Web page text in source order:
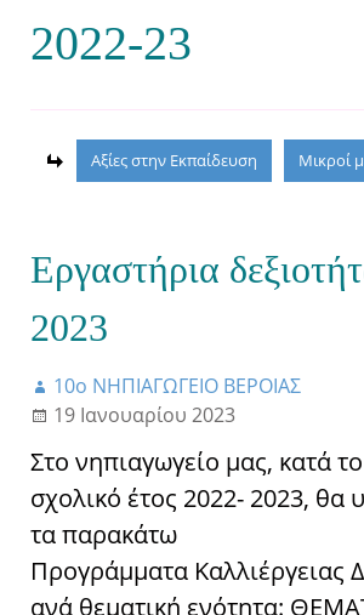
2022-23
Αξίες στην Εκπαίδευση Μικροί
Εργαστήρια
2023
10ο ΝΗΠΙΑΓΩΓΕΙΟ ΒΕΡΟΙΑΣ
19 Ιανουαρίου 2023
Στο νηπιαγωγείο μας, κατά
σχολικό έτος 2022- 2023, θα
τα παρακάτω
Προγράμματα Καλλιέργειας
ανά θεματική ενότητα: